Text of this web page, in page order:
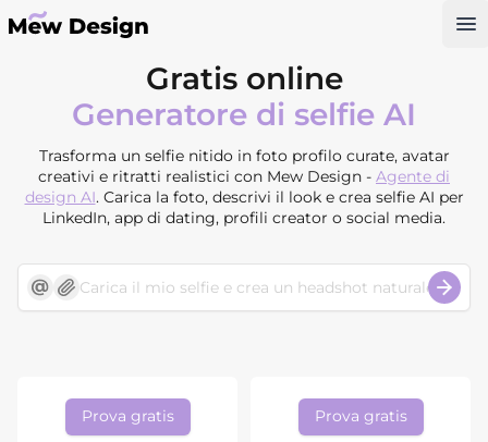
Gratis online
Generatore di selfie AI
Trasforma un selfie nitido in foto profilo curate, avatar
creativi e ritratti realistici con Mew Design - Agente di
design AI. Carica la foto, descrivi il look e crea selfie AI per
LinkedIn, app di dating, profili creator o social media.
Prova gratis Prova gratis